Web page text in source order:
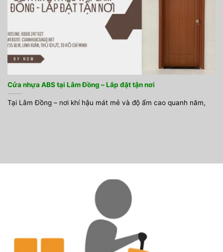
Cửa nhựa ABS tại Lâm Đồng – Lắp đặt tận nơi
Tại Lâm Đồng – nơi khí hậu mát mẻ và độ ẩm cao quanh năm,